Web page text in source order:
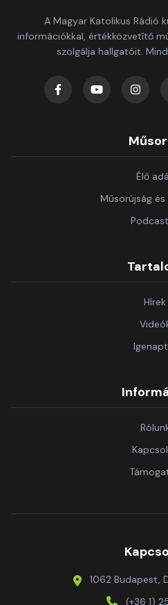
A Magyar Katolikus Rádió
információkkal, értékközvetítő
szolgálja hallgatóit.
Élő
Műsorújság
Hírek
1062 Budapest,
(+36 1)